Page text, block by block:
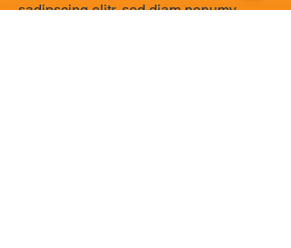
sadipscing elitr, sed diam nonumy